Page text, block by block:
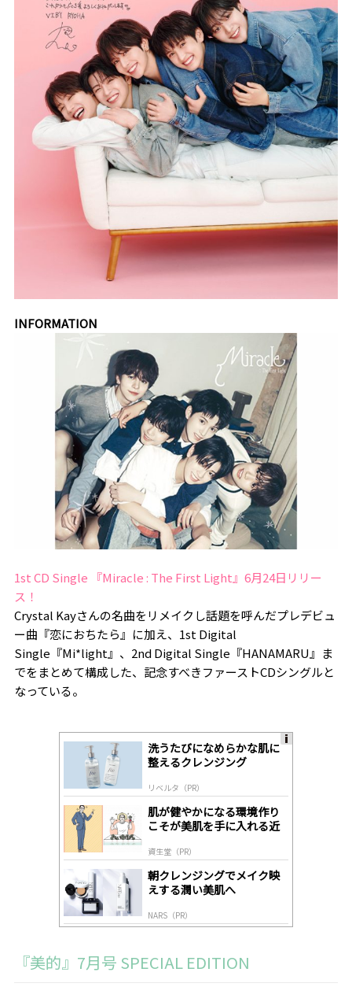
INFORMATION
1st CD Single 『Miracle : The First Light』6月24日リリー
ス！
Crystal Kayさんの名曲をリメイクし話題を呼んだプレデビュ
ー曲『恋におちたら』に加え、1st Digital
Single『Mi*light』、2nd Digital Single『HANAMARU』ま
でをまとめて構成した、記念すべきファーストCDシングルと
なっている。
洗うたびになめらかな肌に
整えるクレンジング
リベルタ（PR）
肌が健やかになる環境作り
こそが美肌を手に入れる近
資生堂（PR）
朝クレンジングでメイク映
えする潤い美肌へ
NARS（PR）
『美的』7月号 SPECIAL EDITION